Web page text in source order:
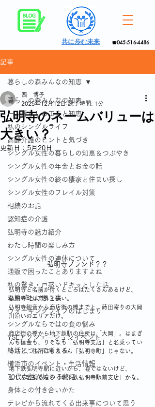
☎045-516-4486
共に歩む未来
記事
暮らしの森みんなの知恵
一人暮らしの工夫と知恵
私のシングルライフ
高齢介護のヒントと気づき
シングル女性の暮らしの知恵＆つぶやき
シングル女性の年金とお金の話
シングル女性の終の棲家と住まい探し
シングル女性のフレイル対策
相続のお話
認知症の介護
弘明寺の魅力紹介
わたし時間の楽しみ方
シングル女性の連休について
通販で困ったことありますよね
私の驚き・戸惑いドキッとした話
季節ごとに思う事
ウォーキングライフのはじまり
シングルならではの食の悩み
YSLアソシエーションイベント
終活について考える
横浜市のイベント・生活情報
70代女性が始める終活
身体との付き合いかた
テレビから流れてくる出来事について思う
暮らしの森みんなの知恵
弘明寺のネームバリューは
大きい？
西 博子
2025年12月12日 読了時間: 1分
更新日： 5月20日
弘明寺ブランド？？
弘明寺と名前が付くところはたくさんあるけど、
弘明寺町は意外と狭い。
弘明寺観音から商店街の橋までと、蒔田寄りの大岡
川沿いのエリアだけ。
商店街の橋から地下鉄駅の住所は「大岡」。はまぎ
んも信金も、りそなも「弘明寺支店」と名乗ってい
るけど、住所はもちろん「弘明寺町」じゃない。
地下鉄弘明寺駅に近いから、嘘ではないけど、
正しく名乗るなら「地下鉄弘明寺駅前支店」かな。